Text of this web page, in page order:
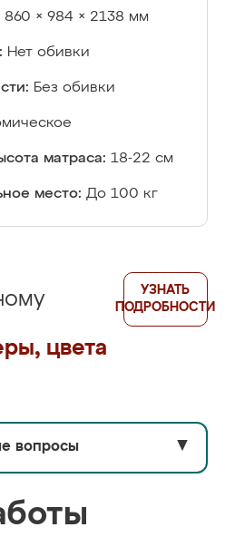
860 × 984 × 2138 мм
Нет обивки
Без обивки
матраса: 18-22 см
место: До 100 кг
цвета
УЗНАТЬ
ПОДРОБНОСТИ
вопросы ▼